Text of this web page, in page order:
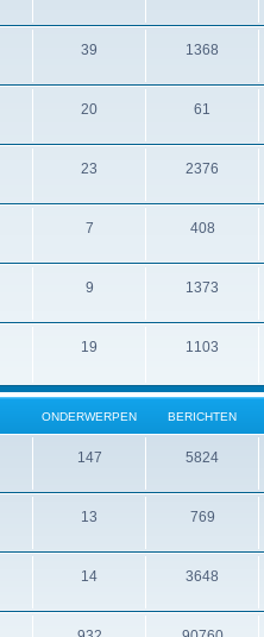
39 1368
20 61
23 2376
7 408
9 1373
19 1103
ONDERWERPEN BERICHTEN
147 5824
13 769
14 3648